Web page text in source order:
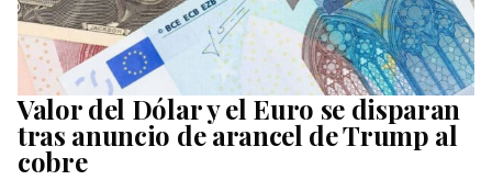
Valor del Dólar y el Euro se disparan
tras anuncio de arancel de Trump al
cobre